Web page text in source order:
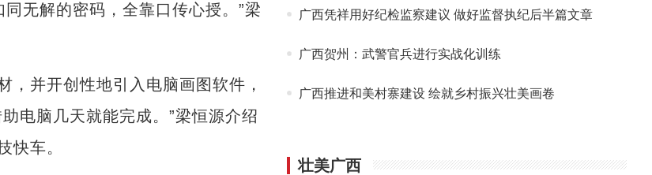
无解的密码，全靠口传心授。”梁
并开创性地引入电脑画图软件，
电脑几天就能完成。”梁恒源介绍
快车。
广西凭祥用好纪检监察建议 做好监督执纪后半篇文章
广西贺州：武警官兵进行实战化训练
广西推进和美村寨建设 绘就乡村振兴壮美画卷
壮美广西